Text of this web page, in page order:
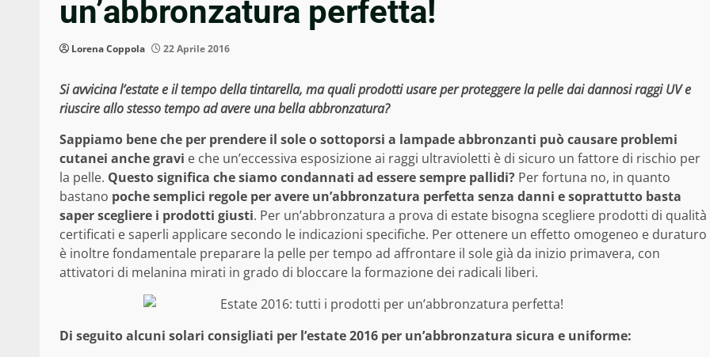
un’abbronzatura perfetta!
Lorena Coppola 22 Aprile 2016
Si avvicina l’estate e il tempo della tintarella, ma quali prodotti usare per proteggere la pelle dai dannosi raggi UV e
riuscire allo stesso tempo ad avere una bella abbronzatura?
Sappiamo bene che per prendere il sole o sottoporsi a lampade abbronzanti può causare problemi
cutanei anche gravi e che un’eccessiva esposizione ai raggi ultravioletti è di sicuro un fattore di rischio per
la pelle. Questo significa che siamo condannati ad essere sempre pallidi? Per fortuna no, in quanto
bastano poche semplici regole per avere un’abbronzatura perfetta senza danni e soprattutto basta
saper scegliere i prodotti giusti. Per un’abbronzatura a prova di estate bisogna scegliere prodotti di qualità
certificati e saperli applicare secondo le indicazioni specifiche. Per ottenere un effetto omogeneo e duraturo
è inoltre fondamentale preparare la pelle per tempo ad affrontare il sole già da inizio primavera, con
attivatori di melanina mirati in grado di bloccare la formazione dei radicali liberi.
Di seguito alcuni solari consigliati per l’estate 2016 per un’abbronzatura sicura e uniforme: